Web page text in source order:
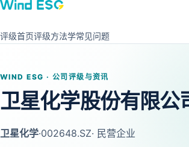
评级首页评级方法学常见问题
WIND ESG · 公司评级与资讯
卫星化学股份有限公
卫星化学·002648.SZ· 民营企业